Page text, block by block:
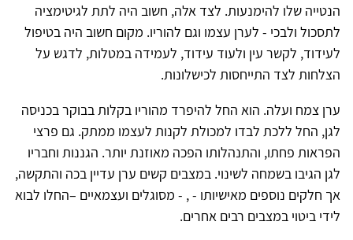
הנטייה שלו להימנעות. לצד אלה, חשוב היה לתת לגיטימציה
לתסכול ולבכי - לערן עצמו וגם להוריו. מקום חשוב היה בטיפול
לעידוד, לקשר עין ולעוד עידוד, לעמידה במטלות, לדגש על
הצלחות לצד התייחסות לכישלונות.
ערן צמח ועלה. הוא החל להיפרד מהוריו בקלות בבוקר בכניסה
לגן, החל ללכת לבדו למכולת לקנות לעצמו ממתק. גם פרצי
הפראות פחתו, והתנהלותו הפכה מאוזנת יותר. הגננות וחבריו
לגן הגיבו בשמחה לשינוי. במצבים קשים ערן עדיין בכה והתקשה,
אך חלקים נוספים מאישיותו - , - מסוגלים ועצמאיים –החלו לבוא
לידי ביטוי במצבים רבים אחרים.